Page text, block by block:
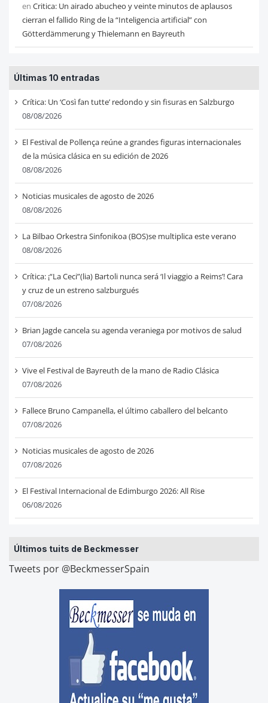
en Critica: Un airado abucheo y veinte minutos de aplausos
cierran el fallido Ring de la “Inteligencia artificial” con
Götterdämmerung y Thielemann en Bayreuth
Últimas 10 entradas
Crítica: Un ‘Così fan tutte’ redondo y sin fisuras en Salzburgo
08/08/2026
El Festival de Pollença reúne a grandes figuras internacionales
de la música clásica en su edición de 2026
08/08/2026
Noticias musicales de agosto de 2026
08/08/2026
La Bilbao Orkestra Sinfonikoa (BOS)se multiplica este verano
08/08/2026
Crítica: ¡“La Ceci”(lia) Bartoli nunca será ‘Il viaggio a Reims’! Cara
y cruz de un estreno salzburgués
07/08/2026
Brian Jagde cancela su agenda veraniega por motivos de salud
07/08/2026
Vive el Festival de Bayreuth de la mano de Radio Clásica
07/08/2026
Fallece Bruno Campanella, el último caballero del belcanto
07/08/2026
Noticias musicales de agosto de 2026
07/08/2026
El Festival Internacional de Edimburgo 2026: All Rise
06/08/2026
Últimos tuits de Beckmesser
Tweets por @BeckmesserSpain